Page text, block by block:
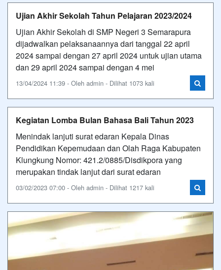
Ujian Akhir Sekolah Tahun Pelajaran 2023/2024
Ujian Akhir Sekolah di SMP Negeri 3 Semarapura
dijadwalkan pelaksanaannya dari tanggal 22 april
2024 sampai dengan 27 april 2024 untuk ujian utama
dan 29 april 2024 sampai dengan 4 mei
13/04/2024 11:39 - Oleh admin - Dilihat 1073 kali
Kegiatan Lomba Bulan Bahasa Bali Tahun 2023
Menindak lanjuti surat edaran Kepala Dinas
Pendidikan Kepemudaan dan Olah Raga Kabupaten
Klungkung Nomor: 421.2/0885/Disdikpora yang
merupakan tindak lanjut dari surat edaran
03/02/2023 07:00 - Oleh admin - Dilihat 1217 kali